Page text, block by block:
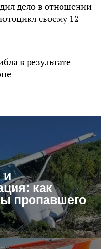
дело в отношении
своему 12-
в результате
и
как
пропавшего